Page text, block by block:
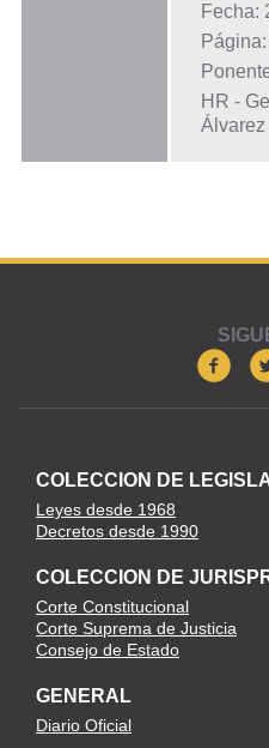
Fecha:
HR -
Álvarez
COLECCION DE
Leyes desde 1968
Decretos desde 1990
COLECCION DE
Corte Constitucional
Corte Suprema de Justicia
Consejo de Estado
GENERAL
Diario Oficial